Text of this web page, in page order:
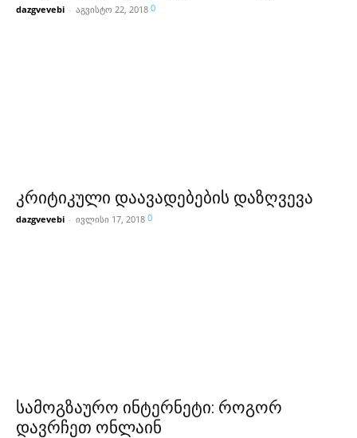
dazgvevebi - აგვისტო 22, 2018 0
კრიტიკული დაავადებების დაზღვევა
dazgvevebi - ივლისი 17, 2018 0
სამოგზაურო ინტერნეტი: როგორ
დავრჩეთ ონლაინ